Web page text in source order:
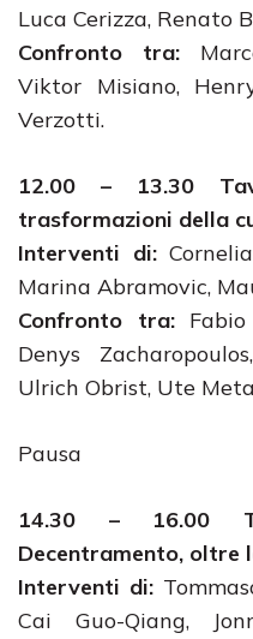
Luca Cerizza, Renato
Confronto tra:
Viktor Misiano,
Verzotti.
12.00 – 13.30
trasformazioni della
Interventi di:
Marina Abramovic,
Confronto tra:Fabio
Denys
Ulrich Obrist, Ute
Pausa
14.30 – 16.00
Decentramento, oltre
Interventi di:
Cai Guo-Qiang,